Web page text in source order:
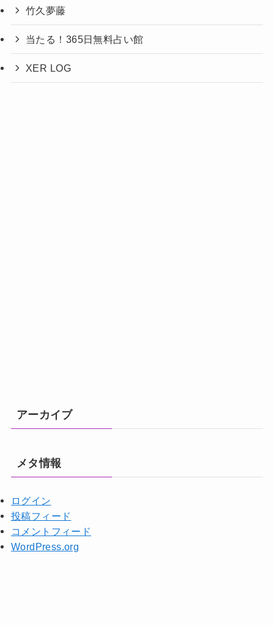
竹久夢藤
当たる！365日無料占い館
XER LOG
アーカイブ
メタ情報
ログイン
投稿フィード
コメントフィード
WordPress.org